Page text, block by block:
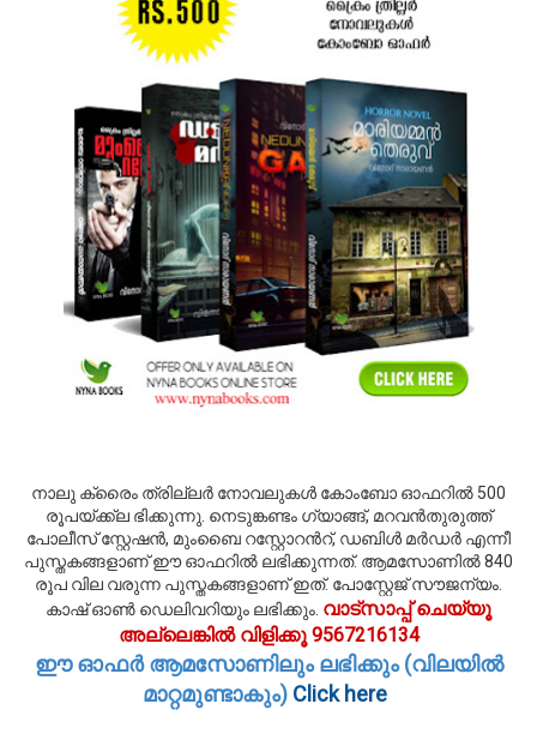
നാലു ക്രൈം ത്രില്ലര്‍ നോവലുകള്‍ കോംബോ ഓഫറില്‍ 500
രൂപയ്ക്ക്ല ഭിക്കുന്നു. നെടുങ്കണ്ടം ഗ്യാങ്ങ്, മറവന്‍തുരുത്ത്
പോലീസ് സ്റ്റേഷന്‍, മുംബൈ റസ്റ്റോറന്‍റ്, ഡബിള്‍ മര്‍ഡര്‍ എന്നീ
പുസ്തകങ്ങളാണ് ഈ ഓഫറില്‍ ലഭിക്കുന്നത്. ആമസോണില്‍ 840
രൂപ വില വരുന്ന പുസ്തകങ്ങളാണ് ഇത്. പോസ്റ്റേജ് സൗജന്യം.
കാഷ് ഓണ്‍ ഡെലിവറിയും ലഭിക്കും. വാട്സാപ്പ് ചെയ്യൂ
അല്ലെങ്കില്‍ വിളിക്കൂ 9567216134
ഈ ഓഫര്‍ ആമസോണിലും ലഭിക്കും (വിലയില്‍
മാറ്റമുണ്ടാകും) Click here